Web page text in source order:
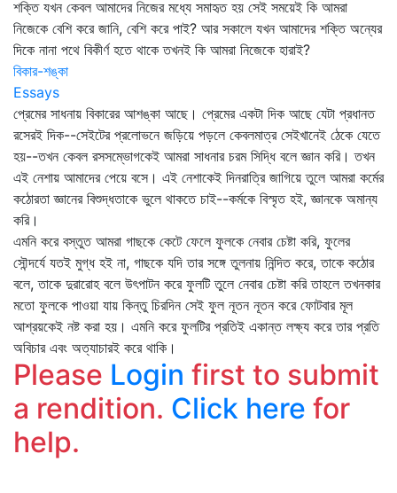
শক্তি যখন কেবল আমাদের নিজের মধ্যে সমাহৃত হয় সেই সময়েই কি আমরা
নিজেকে বেশি করে জানি, বেশি করে পাই? আর সকালে যখন আমাদের শক্তি অন্যের
দিকে নানা পথে বিকীর্ণ হতে থাকে তখনই কি আমরা নিজেকে হারাই?
বিকার-শঙ্কা
Essays
প্রেমের সাধনায় বিকারের আশঙ্কা আছে। প্রেমের একটা দিক আছে যেটা প্রধানত
রসেরই দিক--সেইটের প্রলোভনে জড়িয়ে পড়লে কেবলমাত্র সেইখানেই ঠেকে যেতে
হয়--তখন কেবল রসসম্ভোগকেই আমরা সাধনার চরম সিদ্ধি বলে জ্ঞান করি। তখন
এই নেশায় আমাদের পেয়ে বসে। এই নেশাকেই দিনরাত্রি জাগিয়ে তুলে আমরা কর্মের
কঠোরতা জ্ঞানের বিশুদ্ধতাকে ভুলে থাকতে চাই--কর্মকে বিস্মৃত হই, জ্ঞানকে অমান্য
করি।
এমনি করে বস্তুত আমরা গাছকে কেটে ফেলে ফুলকে নেবার চেষ্টা করি, ফুলের
সৌন্দর্যে যতই মুগ্ধ হই না, গাছকে যদি তার সঙ্গে তুলনায় নিন্দিত করে, তাকে কঠোর
বলে, তাকে দুরারোহ বলে উৎপাটন করে ফুলটি তুলে নেবার চেষ্টা করি তাহলে তখনকার
মতো ফুলকে পাওয়া যায় কিন্তু চিরদিন সেই ফুল নূতন নূতন করে ফোটবার মূল
আশ্রয়কেই নষ্ট করা হয়। এমনি করে ফুলটির প্রতিই একান্ত লক্ষ্য করে তার প্রতি
অবিচার এবং অত্যাচারই করে থাকি।
Please Login first to submit
a rendition. Click here for
help.